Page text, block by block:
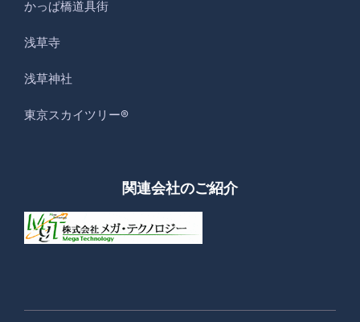
かっぱ橋道具街
浅草寺
浅草神社
東京スカイツリー®
関連会社のご紹介